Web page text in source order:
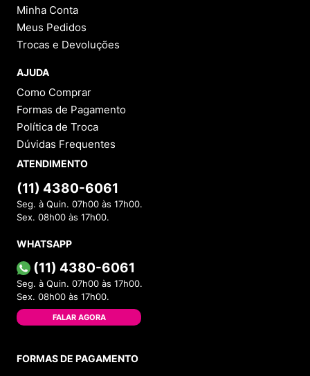
Minha Conta
Meus Pedidos
Trocas e Devoluções
AJUDA
Como Comprar
Formas de Pagamento
Política de Troca
Dúvidas Frequentes
ATENDIMENTO
(11) 4380-6061
Seg. à Quin. 07h00 às 17h00.
Sex. 08h00 às 17h00.
WHATSAPP
(11) 4380-6061
Seg. à Quin. 07h00 às 17h00.
Sex. 08h00 às 17h00.
FALAR AGORA
FORMAS DE PAGAMENTO